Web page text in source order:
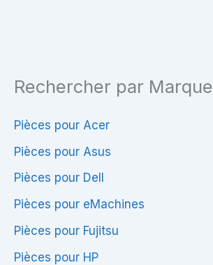
Rechercher par Marque
Pièces pour Acer
Pièces pour Asus
Pièces pour Dell
Pièces pour eMachines
Pièces pour Fujitsu
Pièces pour HP
Pins
droite
–
Qualité
&
Compatibilité